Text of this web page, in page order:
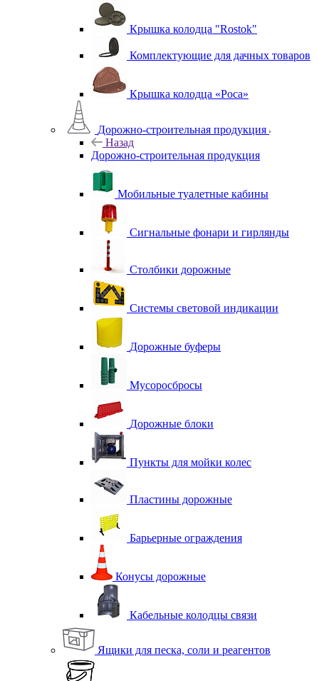
Крышка колодца "Rostok"
Комплектующие для дачных товаров
Крышка колодца «Роса»
Дорожно-строительная продукция
Назад
Дорожно-строительная продукция
Мобильные туалетные кабины
Сигнальные фонари и гирлянды
Столбики дорожные
Системы световой индикации
Дорожные буферы
Мусоросбросы
Дорожные блоки
Пункты для мойки колес
Пластины дорожные
Барьерные ограждения
Конусы дорожные
Кабельные колодцы связи
Ящики для песка, соли и реагентов